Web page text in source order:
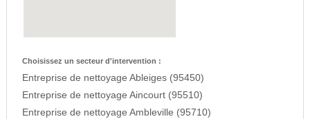
Choisissez un secteur d'intervention :
Entreprise de nettoyage Ableiges (95450)
Entreprise de nettoyage Aincourt (95510)
Entreprise de nettoyage Ambleville (95710)